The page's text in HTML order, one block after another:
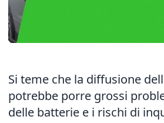
Si teme che la diffusione
potrebbe porre grossi
delle batterie e i rischi di